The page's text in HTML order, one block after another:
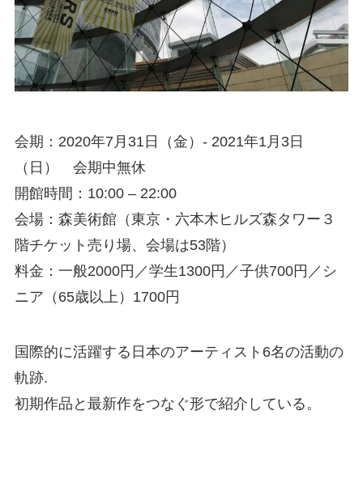
会期：2020年7月31日（金）- 2021年1月3日
（日） 会期中無休
開館時間：10:00 – 22:00
会場：森美術館（東京・六本木ヒルズ森タワー３
階チケット売り場、会場は53階）
料金：一般2000円／学生1300円／子供700円／シ
ニア（65歳以上）1700円
国際的に活躍する日本のアーティスト6名の活動の
軌跡.
初期作品と最新作をつなぐ形で紹介している。